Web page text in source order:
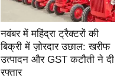
नवंबर में महिंद्रा ट्रैक्टरों की
बिक्री में ज़ोरदार उछाल: खरीफ
उत्पादन और GST कटौती ने दी
रफ्तार